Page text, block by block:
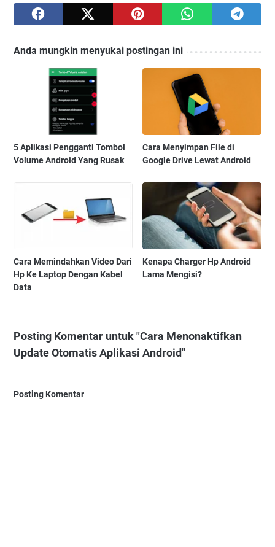
Anda mungkin menyukai postingan ini
5 Aplikasi Pengganti Tombol
Volume Android Yang Rusak
Cara Menyimpan File di
Google Drive Lewat Android
Cara Memindahkan Video Dari
Hp Ke Laptop Dengan Kabel
Data
Kenapa Charger Hp Android
Lama Mengisi?
Posting Komentar untuk "Cara Menonaktifkan
Update Otomatis Aplikasi Android"
Posting Komentar